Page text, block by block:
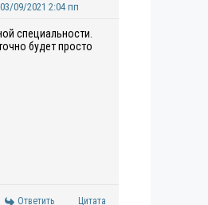
03/09/2021 2:04 пп
специальности.
будет просто
Ответить Цитата